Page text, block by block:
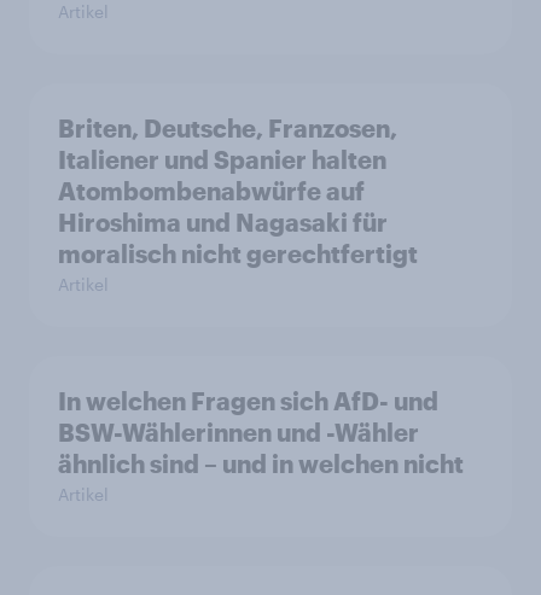
Artikel
Briten, Deutsche, Franzosen,
Italiener und Spanier halten
Atombombenabwürfe auf
Hiroshima und Nagasaki für
moralisch nicht gerechtfertigt
Artikel
In welchen Fragen sich AfD- und
BSW-Wählerinnen und -Wähler
ähnlich sind – und in welchen nicht
Artikel